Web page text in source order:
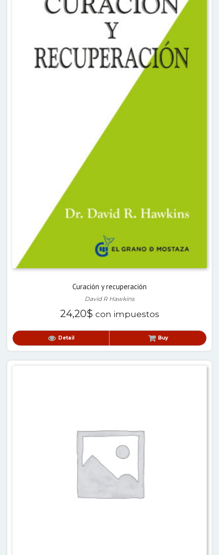
Curación y recuperación
David R Hawkins
24,20$ con impuestos
Detail Buy